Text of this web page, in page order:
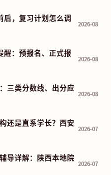
后，复习计划怎么调
2026-08
醒：预报名、正式报
2026-08
三类分数线、出分应
2026-08
还是直系学长？西安
2026-07
导详解：陕西本地院
2026-07